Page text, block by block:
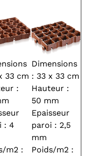
33 cm
:
: 4
m2 :
Dimensions
: 33 x 33 cm
Hauteur :
50 mm
Epaisseur
paroi : 2,5
mm
Poids/m2 :